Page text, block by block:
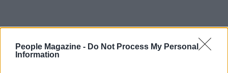
People Magazine - Do Not Process My Personal
Information